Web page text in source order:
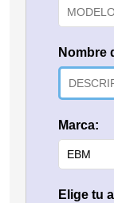
Nombre
Marca:
Elige tu